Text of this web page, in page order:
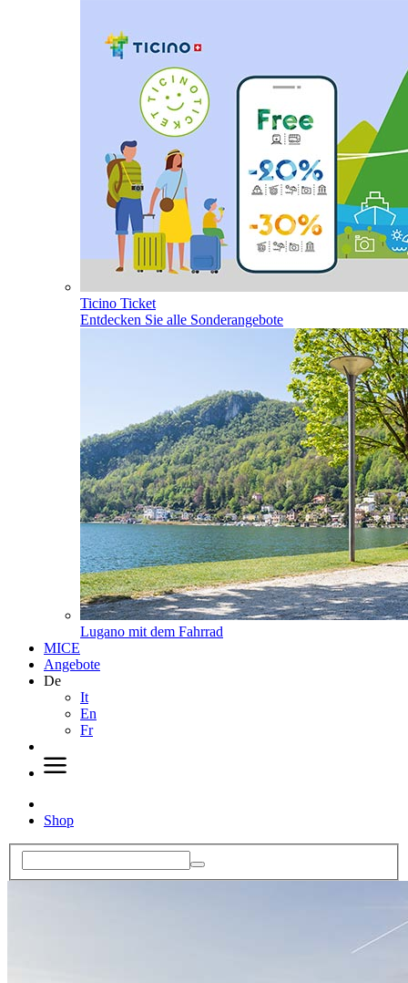
Ticino Ticket
Entdecken Sie alle Sonderangebote
Lugano mit dem Fahrrad
MICE
Angebote
De
It
En
Fr
Shop